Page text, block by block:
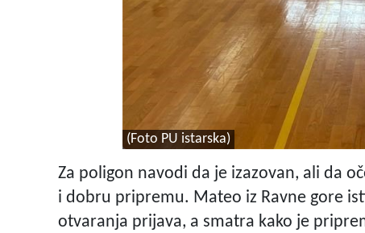
(Foto PU istarska)
Za poligon navodi da je izazovan, ali da
i dobru pripremu. Mateo iz Ravne gore
otvaranja prijava, a smatra kako je